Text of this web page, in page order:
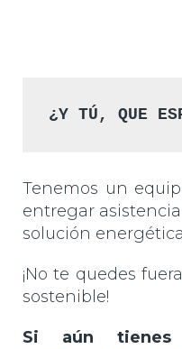
¿Y TÚ, QUE
Tenemos un
entregar
solución
¡No te quedes
sostenible!
Si aún tienes